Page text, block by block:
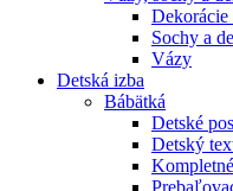
Dekorácie
Sochy a
Vázy
Detská izba
Bábätká
Detské
Detský